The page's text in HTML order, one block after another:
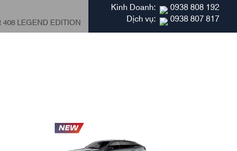
Kinh Doanh:
0938 808 192
Dịch vụ:
0938 807 817
408 LEGEND EDITION New Peugeot 2008